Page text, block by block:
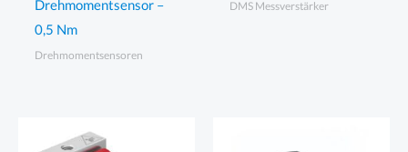
Drehmomentsensor –
0,5 Nm
Drehmomentsensoren
DMS Messverstärker